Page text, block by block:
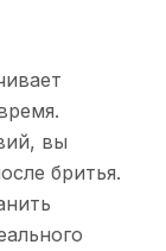
вы
бритья.